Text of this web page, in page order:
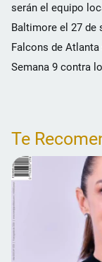
serán el equipo
Baltimore el 27 de
Falcons de
Semana 9 contra
Te